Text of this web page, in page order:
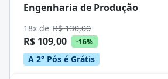
Engenharia de Produção
18x de R$ 130,00
R$ 109,00 -16%
A 2° Pós é Grátis